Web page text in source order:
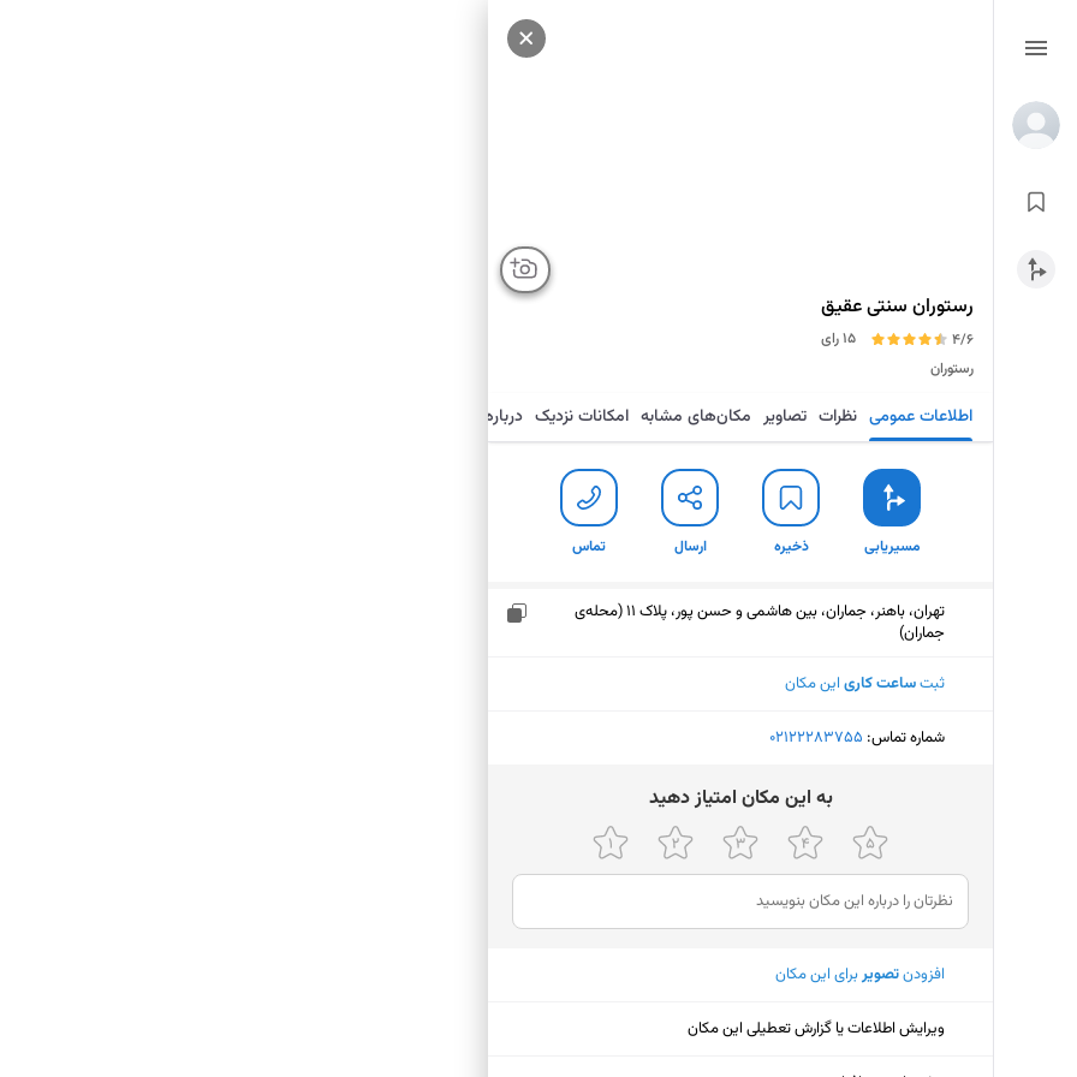
رستوران سنتی عقیق
4/6
15 رای
رستوران
اطلاعات عمومی نظرات تصاویر مکان‌های مشابه امکانات نزدیک درباره
مسیریابی ذخیره ارسال تماس
تهران، باهنر، جماران، بین هاشمی و حسن پور، پلاک 11 (محله‌ی
جماران)
ثبتساعت کاری این مکان
شماره تماس: ‎02122283755
ﺑﻪ اﯾﻦ ﻣﮑﺎن اﻣﺘﯿﺎز دﻫﯿﺪ
افزودنتصویربرای این مکان
ویرایش اطلاعات یا گزارش تعطیلی این مکان